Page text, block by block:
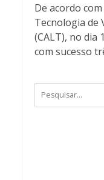
De acordo
Tecnologia de
(CALT), no dia
com sucesso